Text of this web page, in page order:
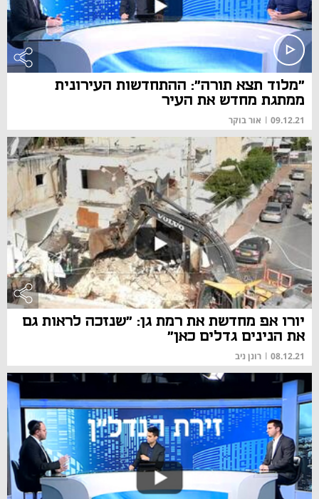
"מלוד תצא תורה": ההתחדשות העירונית
ממתגת מחדש את העיר
09.12.21
| אור בוקר
יורו אפ מחדשת את רמת גן: "שנזכה לראות גם
את הנינים גדלים כאן"
08.12.21
| רונן ניב